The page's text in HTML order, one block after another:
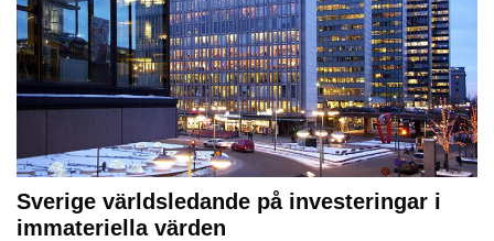
Sverige världsledande på investeringar i
immateriella värden